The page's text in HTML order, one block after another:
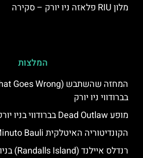
מלון RIU פלאזה ניו יורק – סקירה
המלצות
בברודווי ניו יורק
מופע Dead Outlaw בברודווי בניו יורק
הקונדיטוריה האיטלקית Minuto Bauli בניו יורק
רנדלס איילנד (Randalls Island) בניו יורק